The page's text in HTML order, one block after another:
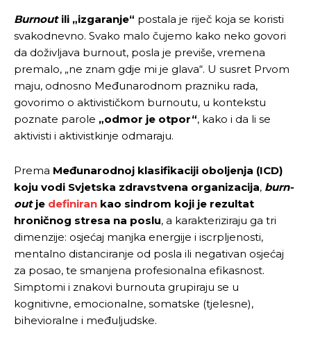
Burnout ili „izgaranje“ postala je riječ koja se koristi
svakodnevno. Svako malo čujemo kako neko govori
da doživljava burnout, posla je previše, vremena
premalo, „ne znam gdje mi je glava“. U susret Prvom
maju, odnosno Međunarodnom prazniku rada,
govorimo o aktivističkom burnoutu, u kontekstu
poznate parole „odmor je otpor“, kako i da li se
aktivisti i aktivistkinje odmaraju.
Prema Međunarodnoj klasifikaciji oboljenja (ICD)
koju vodi Svjetska zdravstvena organizacija, burn-
out je definiran kao sindrom koji je rezultat
hroničnog stresa na poslu, a karakteriziraju ga tri
dimenzije: osjećaj manjka energije i iscrpljenosti,
mentalno distanciranje od posla ili negativan osjećaj
za posao, te smanjena profesionalna efikasnost.
Simptomi i znakovi burnouta grupiraju se u
kognitivne, emocionalne, somatske (tjelesne),
bihevioralne i međuljudske.